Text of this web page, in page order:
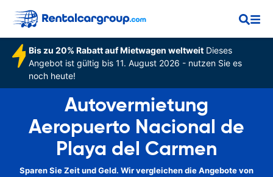
Bis zu 20% Rabatt auf Mietwagen weltweitDieses
Angebot ist gültig bis 11. August 2026 - nutzen Sie es
noch heute!
Autovermietung
Aeropuerto Nacional de
Playa del Carmen
Sparen Sie Zeit und Geld. Wir vergleichen die Angebote von